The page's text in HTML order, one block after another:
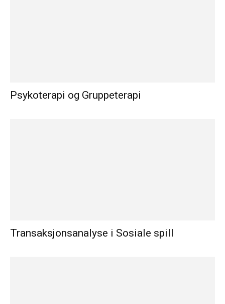
Psykoterapi og Gruppeterapi
Transaksjonsanalyse i Sosiale spill